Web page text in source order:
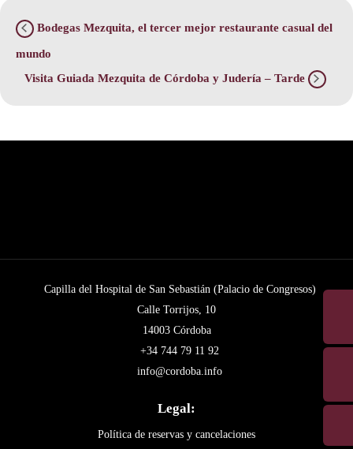
Bodegas Mezquita, el tercer mejor restaurante casual del
mundo
Visita Guiada Mezquita de Córdoba y Judería – Tarde
Capilla del Hospital de San Sebastián (Palacio de Congresos)
Calle Torrijos, 10
14003 Córdoba
+34 744 79 11 92
info@cordoba.info
Legal:
Política de reservas y cancelaciones